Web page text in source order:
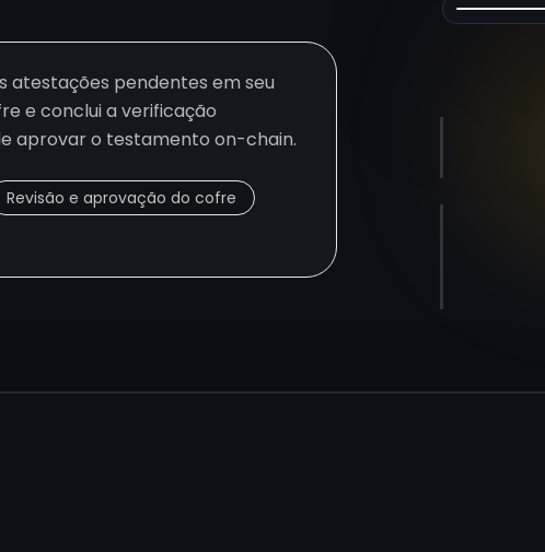
atestações pendentes em seu
e conclui a verificação
aprovar o testamento on-chain.
Revisão e aprovação do cofre